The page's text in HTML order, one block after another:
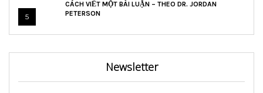
5
CÁCH VIẾT MỘT BÀI LUẬN – THEO DR. JORDAN
PETERSON
Newsletter